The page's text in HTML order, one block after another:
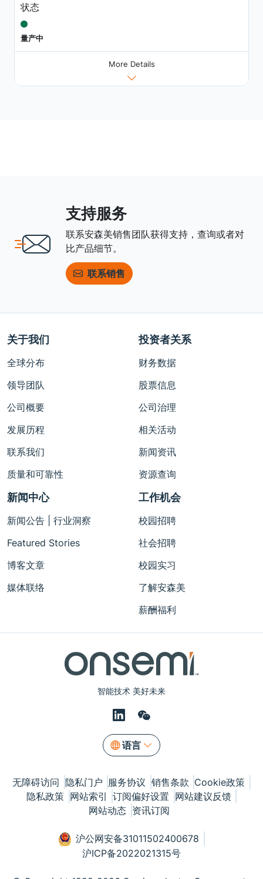
状态
量产中
More Details
支持服务
联系安森美销售团队获得支持，查询或者对
比产品细节。
联系销售
智能技术 美好未来
语言
关于我们
全球分布
领导团队
公司概要
发展历程
联系我们
质量和可靠性
投资者关系
财务数据
股票信息
公司治理
相关活动
新闻资讯
资源查询
新闻中心
新闻公告 | 行业洞察
Featured Stories
博客文章
媒体联络
工作机会
校园招聘
社会招聘
校园实习
了解安森美
薪酬福利
无障碍访问 隐私门户 服务协议 销售条款 Cookie政策
隐私政策 网站索引 订阅偏好设置 网站建议反馈
网站动态 资讯订阅
沪公网安备31011502400678
沪ICP备2022021315号